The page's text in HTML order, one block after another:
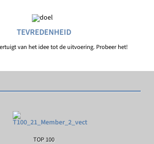
TEVREDENHEID
van het idee tot de uitvoering. Probeer het!
TOP 100